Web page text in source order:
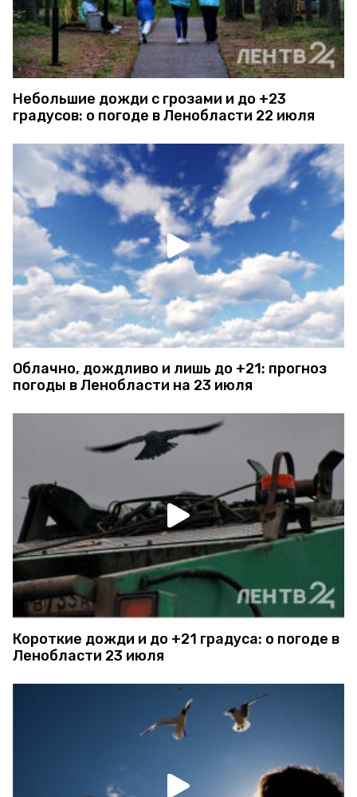
Небольшие дожди с грозами и до +23
градусов: о погоде в Ленобласти 22 июля
Облачно, дождливо и лишь до +21: прогноз
погоды в Ленобласти на 23 июля
Короткие дожди и до +21 градуса: о погоде в
Ленобласти 23 июля